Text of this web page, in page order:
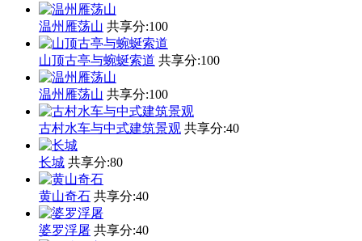
温州雁荡山 共享分:100
山顶古亭与蜿蜒索道 共享分:100
温州雁荡山 共享分:100
古村水车与中式建筑景观 共享分:40
长城 共享分:80
黄山奇石 共享分:40
婆罗浮屠 共享分:40